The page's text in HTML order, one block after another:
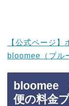
【公式ページ
bloomee（ブル
bloomee
便の料金